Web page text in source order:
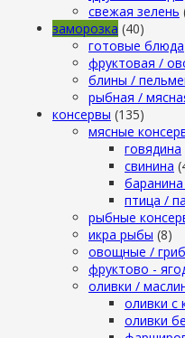
свежая зелень
заморозка (40)
готовые блюда
фруктовая /
блины /
рыбная /
консервы (135)
мясные
говядина
свинина
птица /
рыбные
икра рыбы (8)
овощные /
фруктово -
оливки /
оливки с
оливки